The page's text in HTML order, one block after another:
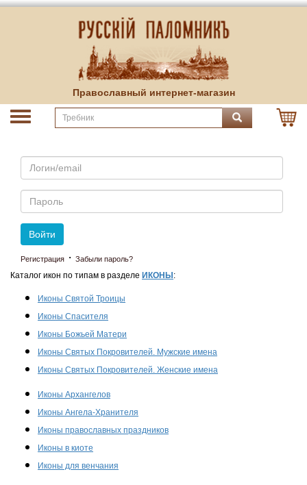
Православный интернет-магазин
Email
Пароль
Войти
Регистрация · Забыли пароль?
Каталог икон по типам в разделе ИКОНЫ :
Иконы Святой Троицы
Иконы Спасителя
Иконы Божьей Матери
Иконы Святых Покровителей. Мужские имена
Иконы Святых Покровителей. Женские имена
Иконы Архангелов
Иконы Ангела-Хранителя
Иконы православных праздников
Иконы в киоте
Иконы для венчания